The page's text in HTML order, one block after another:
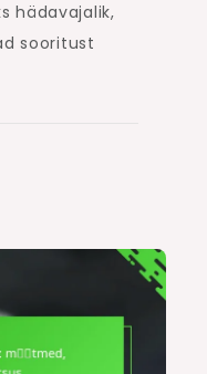
hädavajalik,
sooritust